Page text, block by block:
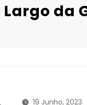
Largo da
19 Junho, 2023